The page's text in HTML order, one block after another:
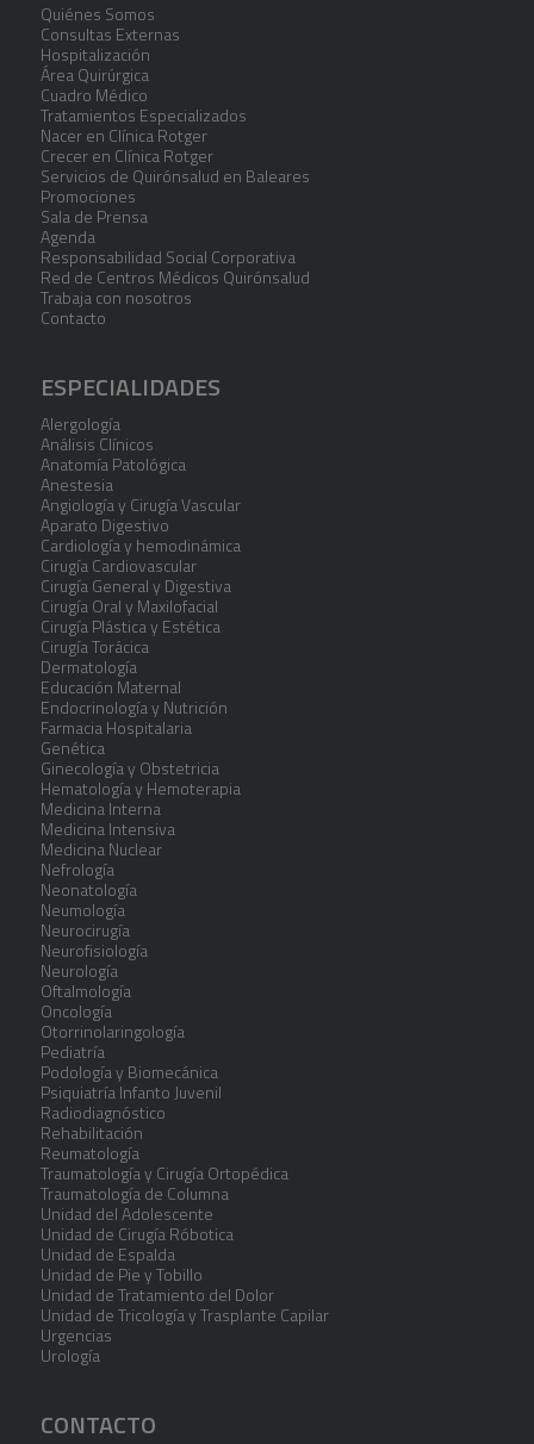
Quiénes Somos
Consultas Externas
Hospitalización
Área Quirúrgica
Cuadro Médico
Tratamientos Especializados
Nacer en Clínica Rotger
Crecer en Clínica Rotger
Servicios de Quirónsalud en Baleares
Promociones
Sala de Prensa
Agenda
Responsabilidad Social Corporativa
Red de Centros Médicos Quirónsalud
Trabaja con nosotros
Contacto
ESPECIALIDADES
Alergología
Análisis Clínicos
Anatomía Patológica
Anestesia
Angiología y Cirugía Vascular
Aparato Digestivo
Cardiología y hemodinámica
Cirugía Cardiovascular
Cirugía General y Digestiva
Cirugía Oral y Maxilofacial
Cirugía Plástica y Estética
Cirugía Torácica
Dermatología
Educación Maternal
Endocrinología y Nutrición
Farmacia Hospitalaria
Genética
Ginecología y Obstetricia
Hematología y Hemoterapia
Medicina Interna
Medicina Intensiva
Medicina Nuclear
Nefrología
Neonatología
Neumología
Neurocirugía
Neurofisiología
Neurología
Oftalmología
Oncología
Otorrinolaringología
Pediatría
Podología y Biomecánica
Psiquiatría Infanto Juvenil
Radiodiagnóstico
Rehabilitación
Reumatología
Traumatología y Cirugía Ortopédica
Traumatología de Columna
Unidad del Adolescente
Unidad de Cirugía Róbotica
Unidad de Espalda
Unidad de Pie y Tobillo
Unidad de Tratamiento del Dolor
Unidad de Tricología y Trasplante Capilar
Urgencias
Urología
CONTACTO